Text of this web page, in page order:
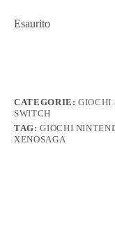
Esaurito
CATEGORIE:GIOCHI
SWITCH
TAG:GIOCHI
XENOSAGA